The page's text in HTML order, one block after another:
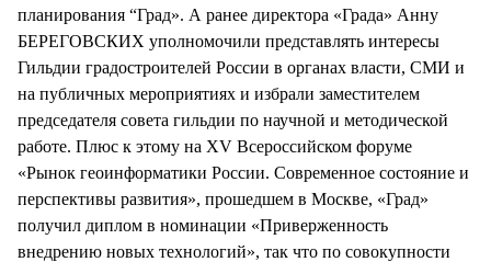
планирования “Град». А ранее директора «Града» Анну
БЕРЕГОВСКИХ уполномочили представлять интересы
Гильдии градостроителей России в органах власти, СМИ и
на публичных мероприятиях и избрали заместителем
председателя совета гильдии по научной и методической
работе. Плюс к этому на XV Всероссийском форуме
«Рынок геоинформатики России. Современное состояние и
перспективы развития», прошедшем в Москве, «Град»
получил диплом в номинации «Приверженность
внедрению новых технологий», так что по совокупности